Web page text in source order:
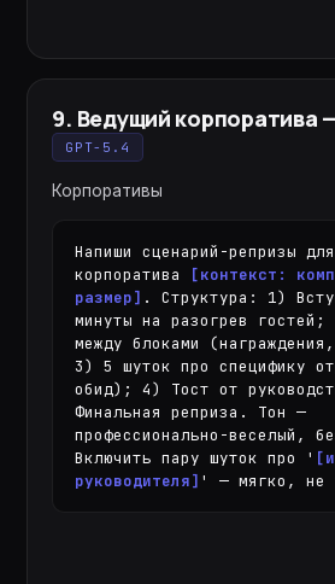
9. Ведущий корпоратива
GPT-5.4
Корпоративы
Напиши сценарий-репризы
корпоратива [контекст:
размер] . Структура: 1)
минуты на разогрев
между блоками
3) 5 шуток про специфику
обид); 4) Тост от
Финальная реприза. Тон —
профессионально-веселый,
Включить пару шуток про '
руководителя] ' — мягко, не